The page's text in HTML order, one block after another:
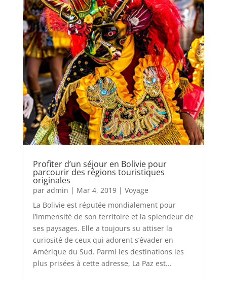
Profiter d’un séjour en Bolivie pour
parcourir des régions touristiques
originales
par admin | Mar 4, 2019| Voyage
La Bolivie est réputée mondialement pour
l’immensité de son territoire et la splendeur de
ses paysages. Elle a toujours su attiser la
curiosité de ceux qui adorent s’évader en
Amérique du Sud. Parmi les destinations les
plus prisées à cette adresse, La Paz est...